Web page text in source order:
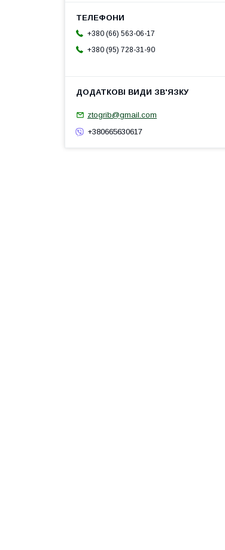
+380 (66) 563-06-17
+380 (95) 728-31-90
ztogrib@gmail.com
+380665630617